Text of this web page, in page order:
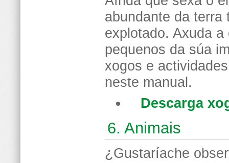
abundante da terra
explotado. Axuda
pequenos da súa
xogos e
neste manual.
Descarga
6. Animais
¿Gustaríache